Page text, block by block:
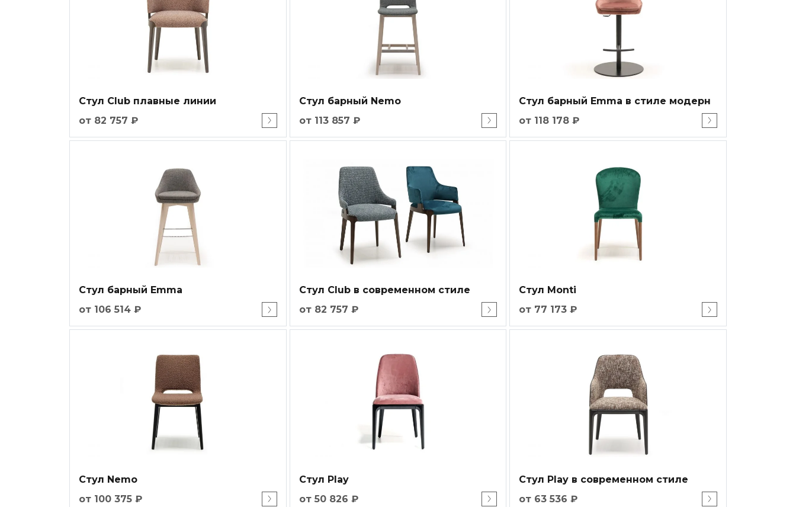
Стул Club плавные линии
от 82 757 ₽
Стул барный Nemo
от 113 857 ₽
Стул барный Emma в стиле модерн
от 118 178 ₽
Стул барный Emma
от 106 514 ₽
Стул Club в современном стиле
от 82 757 ₽
Стул Monti
от 77 173 ₽
Стул Nemo
от 100 375 ₽
Стул Play
от 50 826 ₽
Стул Play в современном стиле
от 63 536 ₽